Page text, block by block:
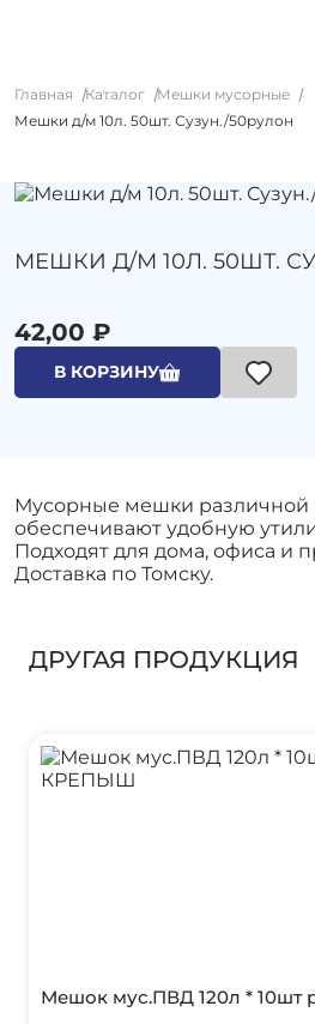
Главная Каталог
Мешки мусорные
Мешки д/м 10л. 50шт. Сузун./50рулон
МЕШКИ Д/М 10Л. 50ШТ.
42,00 ₽
В КОРЗИНУ
Мусорные мешки различной
обеспечивают удобную
Подходят для дома, офиса и
Доставка по Томску.
ДРУГАЯ ПРОДУКЦИЯ
Мешок мус.ПВД 120л *